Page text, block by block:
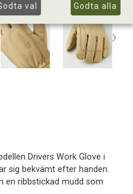
Drivers Work Glove i
sig bekvämt efter handen.
en ribbstickad mudd som
val Godta alla